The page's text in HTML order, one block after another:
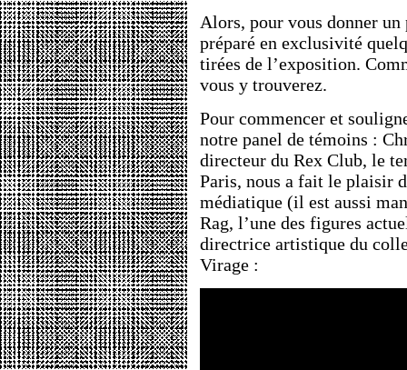
Alors, pour vous donner
préparé en exclusivité
tirées de l’exposition.
vous y trouverez.
Pour commencer et
notre panel de témoins :
directeur du Rex Club, le
Paris, nous a fait le plaisir
médiatique (il est aussi
Rag, l’une des figures
directrice artistique du
Virage :